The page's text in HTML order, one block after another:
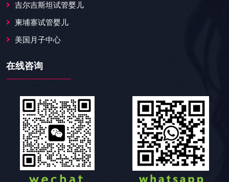
吉尔吉斯坦试管婴儿
柬埔寨试管婴儿
美国月子中心
在线咨询